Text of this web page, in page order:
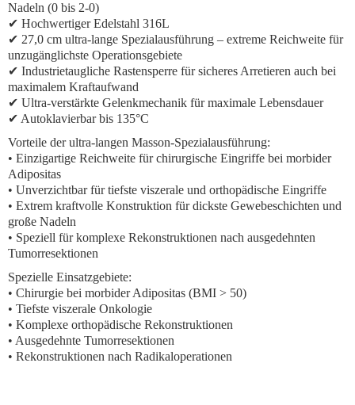
Nadeln (0 bis 2-0)
✔ Hochwertiger Edelstahl 316L
✔ 27,0 cm ultra-lange Spezialausführung – extreme Reichweite für
unzugänglichste Operationsgebiete
✔ Industrietaugliche Rastensperre für sicheres Arretieren auch bei
maximalem Kraftaufwand
✔ Ultra-verstärkte Gelenkmechanik für maximale Lebensdauer
✔ Autoklavierbar bis 135°C
Vorteile der ultra-langen Masson-Spezialausführung:
• Einzigartige Reichweite für chirurgische Eingriffe bei morbider
Adipositas
• Unverzichtbar für tiefste viszerale und orthopädische Eingriffe
• Extrem kraftvolle Konstruktion für dickste Gewebeschichten und
große Nadeln
• Speziell für komplexe Rekonstruktionen nach ausgedehnten
Tumorresektionen
Spezielle Einsatzgebiete:
• Chirurgie bei morbider Adipositas (BMI > 50)
• Tiefste viszerale Onkologie
• Komplexe orthopädische Rekonstruktionen
• Ausgedehnte Tumorresektionen
• Rekonstruktionen nach Radikaloperationen